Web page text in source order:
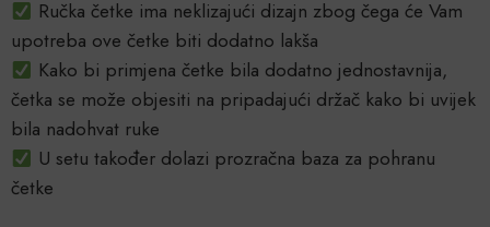
Ručka četke ima neklizajući dizajn zbog čega će Vam
upotreba ove četke biti dodatno lakša
Kako bi primjena četke bila dodatno jednostavnija,
četka se može objesiti na pripadajući držač kako bi uvijek
bila nadohvat ruke
U setu također dolazi prozračna baza za pohranu
četke